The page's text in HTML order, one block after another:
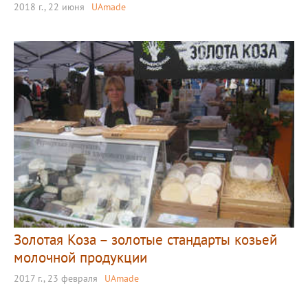
2018 г., 22 июня UAmade
Золотая Коза – золотые стандарты козьей
молочной продукции
2017 г., 23 февраля UAmade